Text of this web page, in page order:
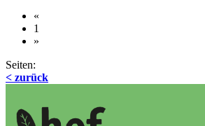
«
1
»
Seiten:
< zurück